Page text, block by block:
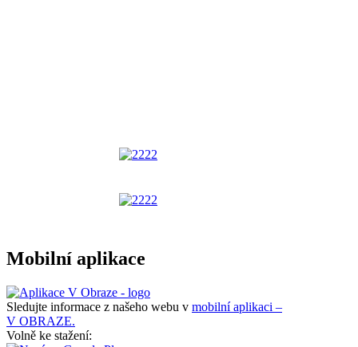
Mobilní aplikace
Sledujte informace z našeho webu v mobilní aplikaci –
V OBRAZE.
Volně ke stažení: